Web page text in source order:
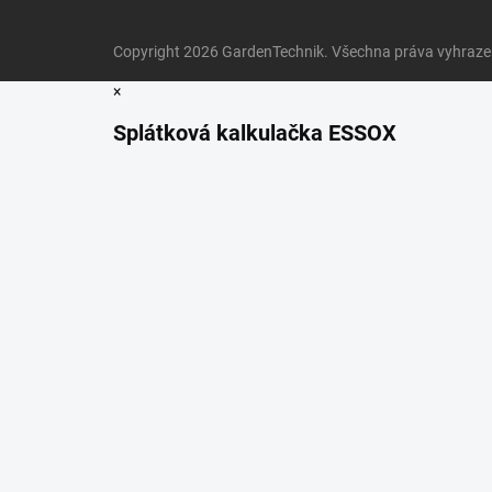
Copyright 2026 GardenTechnik. Všechna práva
×
Splátková kalkulačka ESSOX